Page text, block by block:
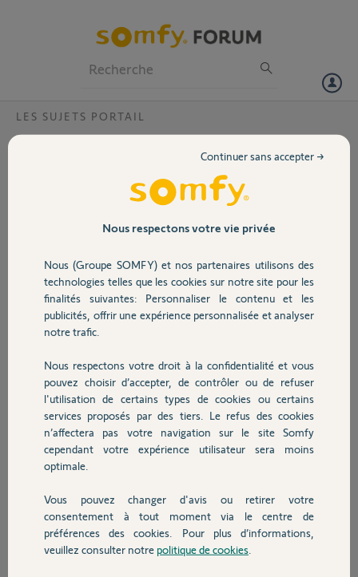
Volet
Sécurité
Domotique
Chauffage
Autres produits
Devis avec un pro
Contact
LES SUJETS PORTAIL
Quel est le modèle de ce moteur ?
Je désire connaître le modèle de ce
moteur et savoir s'il est RTS ainsi que
compatible TAHOMA ? Merci de
Merci,
Pascal R.
il y a presque 2 ans
Participer au fil de discussion
Réponses
Bonjour,
Nous respectons votre vie privée
Nous (Groupe SOMFY) et nos partenaires utilisons des
technologies telles que les cookies sur notre site pour les
finalités suivantes: Personnaliser le contenu et les
publicités, offrir une expérience personnalisée et analyser
notre trafic.
Nous respectons votre droit à la confidentialité et vous
pouvez choisir d’accepter, de contrôler ou de refuser
l'utilisation de certains types de cookies ou certains
services proposés par des tiers. Le refus des cookies
n’affectera pas votre navigation sur le site Somfy
cependant votre expérience utilisateur sera moins
optimale.
Vous pouvez changer d'avis ou retirer votre
consentement à tout moment via le centre de
préférences des cookies. Pour plus d’informations,
veuillez consulter notre politique de cookies
Continuer sans accepter →